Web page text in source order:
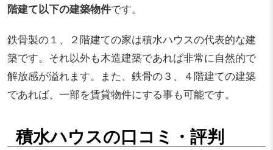
階建て以下の建築物件です。
鉄骨製の１、２階建ての家は積水ハウスの代表的な建
築です。それ以外も木造建築であれば非常に自然的で
解放感が溢れます。また、鉄骨の３、４階建ての建築
であれば、一部を賃貸物件にする事も可能です。
積水ハウスの口コミ・評判